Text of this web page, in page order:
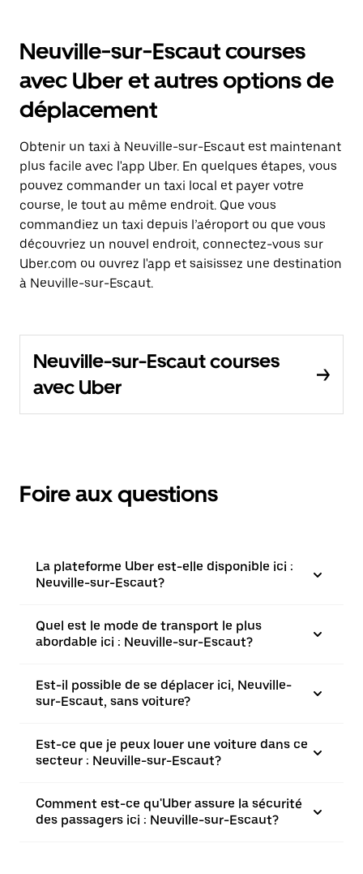
Neuville-sur-Escaut courses
avec Uber et autres options de
déplacement
Obtenir un taxi à Neuville-sur-Escaut est maintenant
plus facile avec l'app Uber. En quelques étapes, vous
pouvez commander un taxi local et payer votre
course, le tout au même endroit. Que vous
commandiez un taxi depuis l’aéroport ou que vous
découvriez un nouvel endroit, connectez-vous sur
Uber.com ou ouvrez l'app et saisissez une destination
à Neuville-sur-Escaut.
Neuville-sur-Escaut courses
avec Uber
Foire aux questions
La plateforme Uber est-elle disponible ici :
Neuville-sur-Escaut?
Quel est le mode de transport le plus
abordable ici : Neuville-sur-Escaut?
Est-il possible de se déplacer ici, Neuville-
sur-Escaut, sans voiture?
Est-ce que je peux louer une voiture dans ce
secteur : Neuville-sur-Escaut?
Comment est-ce qu'Uber assure la sécurité
des passagers ici : Neuville-sur-Escaut?